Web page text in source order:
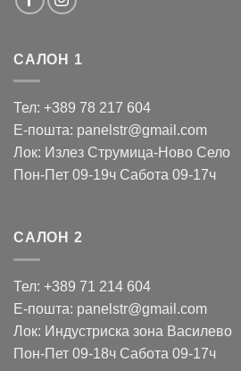
САЛОН 1
Тел: +389 78 217 604
Е-пошта: panelstr@gmail.com
Лок: Излез Струмица-Ново Село
Пон-Пет 09-19ч Сабота 09-17ч
САЛОН 2
Тел: +389 71 214 604
Е-пошта: panelstr@gmail.com
Лок: Индустриска зона Василево
Пон-Пет 09-18ч Сабота 09-17ч